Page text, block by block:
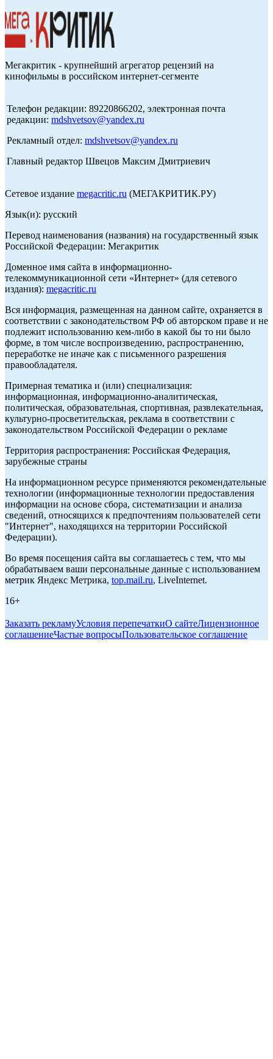
Мегакритик - крупнейший агрегатор рецензий на
кинофильмы в российском интернет-сегменте
Телефон редакции: 89220866202, электронная почта
редакции: mdshvetsov@yandex.ru
Рекламный отдел: mdshvetsov@yandex.ru
Главный редактор Швецов Максим Дмитриевич
Сетевое издание megacritic.ru (МЕГАКРИТИК.РУ)
Язык(и): русский
Перевод наименования (названия) на государственный язык
Российской Федерации: Мегакритик
Доменное имя сайта в информационно-
телекоммуникационной сети «Интернет» (для сетевого
издания): megacritic.ru
Вся информация, размещенная на данном сайте, охраняется в
соответствии с законодательством РФ об авторском праве и не
подлежит использованию кем-либо в какой бы то ни было
форме, в том числе воспроизведению, распространению,
переработке не иначе как с письменного разрешения
правообладателя.
Примерная тематика и (или) специализация:
информационная, информационно-аналитическая,
политическая, образовательная, спортивная, развлекательная,
культурно-просветительская, реклама в соответствии с
законодательством Российской Федерации о рекламе
Территория распространения: Российская Федерация,
зарубежные страны
На информационном ресурсе применяются рекомендательные
технологии (информационные технологии предоставления
информации на основе сбора, систематизации и анализа
сведений, относящихся к предпочтениям пользователей сети
"Интернет", находящихся на территории Российской
Федерации).
Во время посещения сайта вы соглашаетесь с тем, что мы
обрабатываем ваши персональные данные с использованием
метрик Яндекс Метрика, top.mail.ru, LiveInternet.
16+
Заказать рекламуУсловия перепечаткиО сайтеЛицензионное
соглашениеЧастые вопросыПользовательское соглашение